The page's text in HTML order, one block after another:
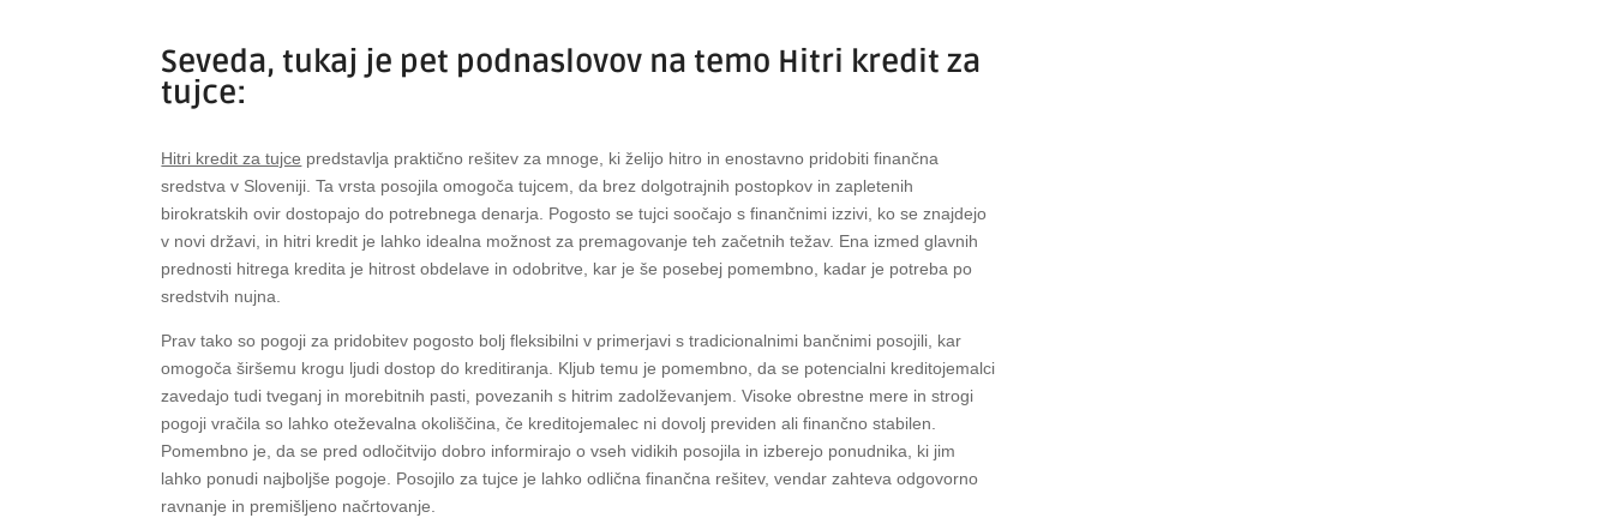
Seveda, tukaj je pet podnaslovov na temo Hitri kredit za
tujce:
Hitri kredit za tujce predstavlja praktično rešitev za mnoge, ki želijo hitro in enostavno pridobiti finančna
sredstva v Sloveniji. Ta vrsta posojila omogoča tujcem, da brez dolgotrajnih postopkov in zapletenih
birokratskih ovir dostopajo do potrebnega denarja. Pogosto se tujci soočajo s finančnimi izzivi, ko se znajdejo
v novi državi, in hitri kredit je lahko idealna možnost za premagovanje teh začetnih težav. Ena izmed glavnih
prednosti hitrega kredita je hitrost obdelave in odobritve, kar je še posebej pomembno, kadar je potreba po
sredstvih nujna.
Prav tako so pogoji za pridobitev pogosto bolj fleksibilni v primerjavi s tradicionalnimi bančnimi posojili, kar
omogoča širšemu krogu ljudi dostop do kreditiranja. Kljub temu je pomembno, da se potencialni kreditojemalci
zavedajo tudi tveganj in morebitnih pasti, povezanih s hitrim zadolževanjem. Visoke obrestne mere in strogi
pogoji vračila so lahko oteževalna okoliščina, če kreditojemalec ni dovolj previden ali finančno stabilen.
Pomembno je, da se pred odločitvijo dobro informirajo o vseh vidikih posojila in izberejo ponudnika, ki jim
lahko ponudi najboljše pogoje. Posojilo za tujce je lahko odlična finančna rešitev, vendar zahteva odgovorno
ravnanje in premišljeno načrtovanje.